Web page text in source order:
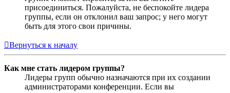
присоединиться. Пожалуйста, не беспокойте лидера
группы, если он отклонил ваш запрос; у него могут
быть для этого свои причины.
Вернуться к началу
Как мне стать лидером группы?
Лидеры групп обычно назначаются при их создании
администраторами конференции. Если вы